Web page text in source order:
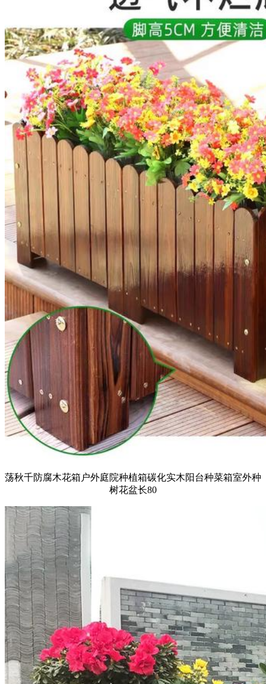
荡秋千防腐木花箱户外庭院种植箱碳化实木阳台种菜箱室外种
树花盆长80